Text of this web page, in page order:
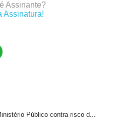
Assinante?
Assinatura!
Público contra risco d...